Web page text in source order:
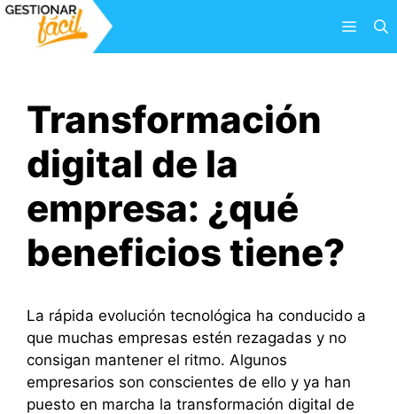
Saltar
Menú
Transformación
digital de la
empresa: ¿qué
beneficios tiene?
La rápida evolución tecnológica ha conducido a
que muchas empresas estén rezagadas y no
consigan mantener el ritmo. Algunos
empresarios son conscientes de ello y ya han
puesto en marcha la transformación digital de